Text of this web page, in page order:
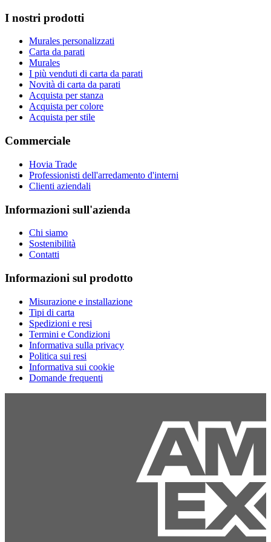
I nostri prodotti
Murales personalizzati
Carta da parati
Murales
I più venduti di carta da parati
Novità di carta da parati
Acquista per stanza
Acquista per colore
Acquista per stile
Commerciale
Hovia Trade
Professionisti dell'arredamento d'interni
Clienti aziendali
Informazioni sull'azienda
Chi siamo
Sostenibilità
Contatti
Informazioni sul prodotto
Misurazione e installazione
Tipi di carta
Spedizioni e resi
Termini e Condizioni
Informativa sulla privacy
Politica sui resi
Informativa sui cookie
Domande frequenti